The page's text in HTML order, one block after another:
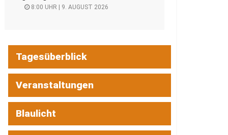
8:00 UHR | 9. AUGUST 2026
Tagesüberblick
Veranstaltungen
Blaulicht